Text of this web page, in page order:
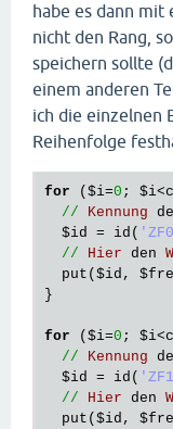
for ($i =0; $i
// Rang
$id = id(
  put(
$id, $i
}
=0
// Rang
$id = id(
  put(
$id, $i
debug($block1
debug(
debug(
setPageOrder(
habe es dann mit
nicht den Rang,
speichern sollte
einem anderen
ich die einzelnen
Reihenfolge
for ( $i=0 ; $i<
//
Kennung
$id = id (
//
Hier den
put ( $id ,
}
for ( $i=0 ; $i<
//
Kennung
$id = id (
//
Hier den
put ( $id ,